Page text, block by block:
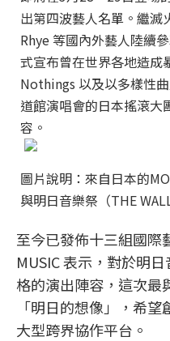
出第四波藝人名單。繼滅
Rhye 等國內外藝人陸續
式宣布曾在世界各地造
Nothings 以及以多樣性
道館演唱會的日本搖滾大
容。
圖片說明：來自日本的
與明日音樂祭（THE
至今已發佈十三組國際
MUSIC 表示，對於明
格的演出陣容，這次最
「明日的想像」，希
大型跨界協作平台。